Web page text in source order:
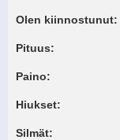
Olen kiinnostunut:
Pituus:
Paino:
Hiukset:
Silmät: